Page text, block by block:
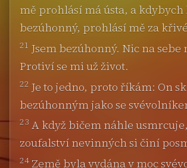
mě prohlásí má ústa, a
bezúhonný, prohlásí mě za
21 Jsem bezúhonný. Nic na sebe
Protiví se mi už život.
22 Je to jedno, proto říkám: On
bezúhonným jako se
23 A když bičem náhle
zoufalství nevinných si činí
24 Země byla vydána v moc